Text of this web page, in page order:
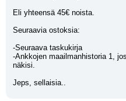
Eli yhteensä 45€ noista.
Seuraavia ostoksia:
-Seuraava taskukirja
-Ankkojen maailmanhistoria 1,
näkisi.
Jeps, sellaisia..